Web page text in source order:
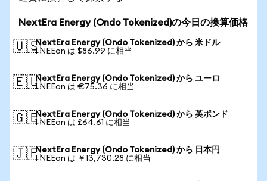
NextEra Energy (Ondo Tokenized)の今日の換算価格
🇺🇸NextEra Energy (Ondo Tokenized) から 米ドル
1 NEEon は $86.99 に相当
🇪🇺NextEra Energy (Ondo Tokenized) から ユーロ
1 NEEon は €75.36 に相当
🇬🇧NextEra Energy (Ondo Tokenized) から 英ポンド
1 NEEon は £64.61 に相当
🇯🇵NextEra Energy (Ondo Tokenized) から 日本円
1 NEEon は ￥13,730.28 に相当